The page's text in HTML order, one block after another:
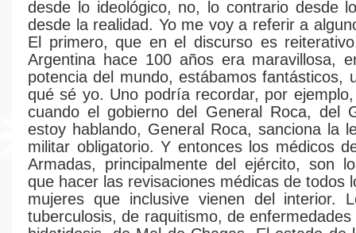
desde lo ideológico, no, lo contrario desde
desde la realidad. Yo me voy a referir a
El primero, que en el discurso es
Argentina hace 100 años era maravillosa,
potencia del mundo, estábamos fantásticos,
qué sé yo. Uno podría recordar, por
cuando el gobierno del General Roca, del
estoy hablando, General Roca, sanciona la
militar obligatorio. Y entonces los médicos
Armadas, principalmente del ejército, son
que hacer las revisaciones médicas de todos
mujeres que inclusive vienen del interior.
tuberculosis, de raquitismo, de